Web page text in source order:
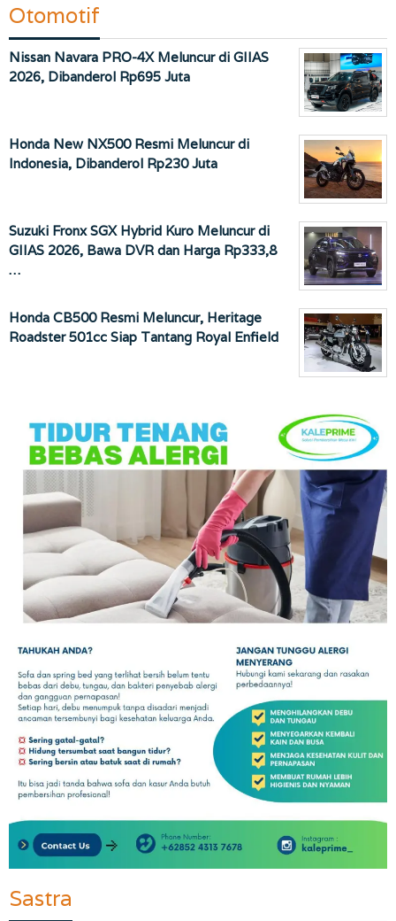
Otomotif
Nissan Navara PRO-4X Meluncur di GIIAS
2026, Dibanderol Rp695 Juta
Honda New NX500 Resmi Meluncur di
Indonesia, Dibanderol Rp230 Juta
Suzuki Fronx SGX Hybrid Kuro Meluncur di
GIIAS 2026, Bawa DVR dan Harga Rp333,8
…
Honda CB500 Resmi Meluncur, Heritage
Roadster 501cc Siap Tantang Royal Enfield
Sastra